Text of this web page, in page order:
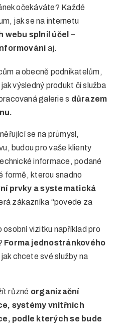
očekáváte? Každé
jak se na internetu
webu splnil účel –
aj.
a obecně podnikatelům,
výsledný produkt či služba
galerie s důrazem
se na průmysl,
budou pro vaše klienty
informace, podané
formě, kterou snadno
prvky a systematická
zákazníka “povede za
vizitku například pro
Forma jednostránkového
chcete své služby na
různé organizační
systémy vnitřních
podle kterých se bude